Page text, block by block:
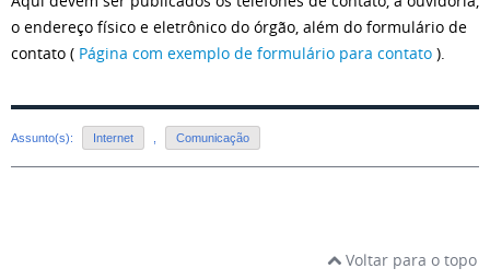
o endereço físico e eletrônico do órgão, além do formulário de
contato ( Página com exemplo de formulário para contato ).
Assunto(s): Internet Comunicação
Voltar para o topo